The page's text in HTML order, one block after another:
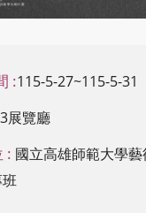
:115-5-27~115-5-31
展覽廳
: 國立高雄師範大學